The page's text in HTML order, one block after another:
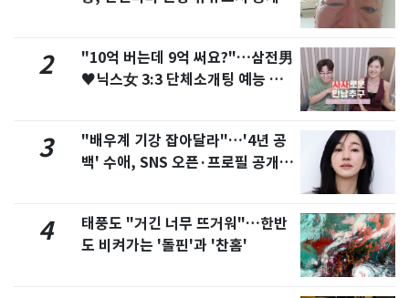
2
"10억 버는데 9억 써요?"…삼전男
♥닉스女 3:3 단체소개팅 예능 화
3
"배우계 기강 잡아달라"…'4년 공
백' 수애, SNS 오픈·프로필 공개
4
태풍도 "거긴 너무 뜨거워"…한반
도 비켜가는 '돌핀'과 '찬홈'